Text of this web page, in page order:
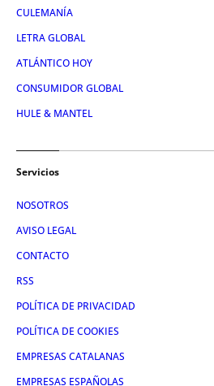
CULEMANÍA
LETRA GLOBAL
ATLÁNTICO HOY
CONSUMIDOR GLOBAL
HULE & MANTEL
Servicios
NOSOTROS
AVISO LEGAL
CONTACTO
RSS
POLÍTICA DE PRIVACIDAD
POLÍTICA DE COOKIES
EMPRESAS CATALANAS
EMPRESAS ESPAÑOLAS